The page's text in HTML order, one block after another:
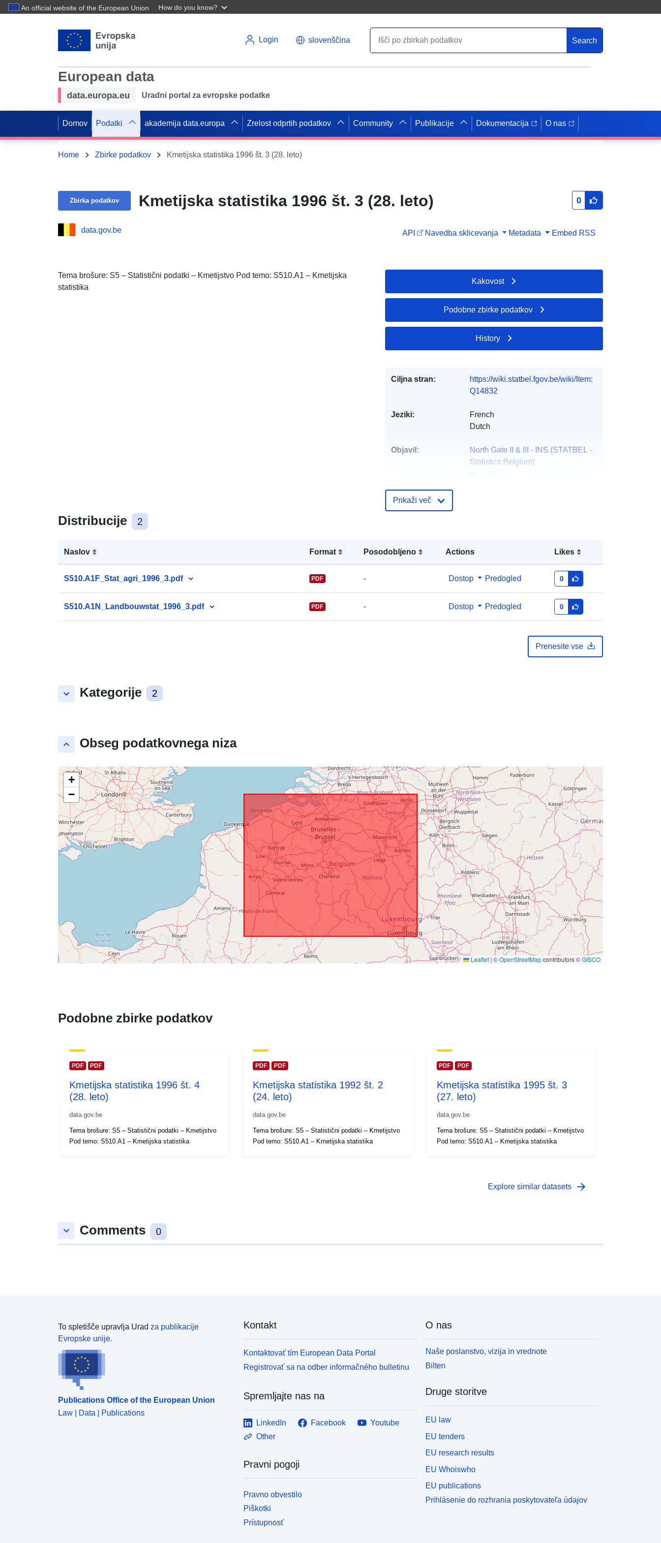
An official website of the European Union How do you know?
Login slovenščina Search
European data
data.europa.eu Uradni portal za evropske podatke
Domov Podatki akademija data.europa Zrelost odprtih podatkov Community Publikacije Dokumentacija O nas
Home Zbirke podatkov Kmetijska statistika 1996 št. 3 (28. leto)
Zbirka podatkov Kmetijska statistika 1996 št. 3 (28. leto) 0
data.gov.be API Navedba sklicevanja Metadata Embed RSS
Tema brošure: S5 – Statistični podatki – Kmetijstvo Pod temo: S510.A1 – Kmetijska
statistika
Distribucije 2
Naslov Format Posodobljeno Actions Likes
S510.A1F_Stat_agri_1996_3.pdf PDF - Dostop Predogled 0
S510.A1N_Landbouwstat_1996_3.pdf PDF - Dostop Predogled 0
Prenesite vse
keyboard_arrow_down Kategorije 2
keyboard_arrow_up Obseg podatkovnega niza
+
−
Leaflet | ©OpenStreetMapcontributors ©GISCO
Kakovost
Podobne zbirke podatkov
History
Ciljna stran:
https://wiki.statbel.fgov.be/wiki/Item:
Q14832
Jeziki:
French
Dutch
Objavil:
North Gate II & III - INS (STATBEL -
Statistics Belgium)
E-pošta:
mailto:statbel@economie.fgov.be
Katalog: https://statbel.fgov.be/fr
https://statbel.fgov.be/nl
https://statbel.fgov.be/de
Dodano v data.europa.eu: 14 February
Identifikatorji: Q14832#ID
uriRef:
http://data.europa.eu/88u/dataset/q1
4832-id
Pravice za
dostop:
public
Časovna
pokritost:
01 January 1996
- 31 December 1996
Prikaži več
Podobne zbirke podatkov
PDF PDF
Kmetijska statistika 1996 št. 4
(28. leto)
data.gov.be
Tema brošure: S5 – Statistični podatki – Kmetijstvo
Pod temo: S510.A1 – Kmetijska statistika
PDF PDF
Kmetijska statistika 1992 št. 2
(24. leto)
data.gov.be
Tema brošure: S5 – Statistični podatki – Kmetijstvo
Pod temo: S510.A1 – Kmetijska statistika
PDF PDF
Kmetijska statistika 1995 št. 3
(27. leto)
data.gov.be
Tema brošure: S5 – Statistični podatki – Kmetijstvo
Pod temo: S510.A1 – Kmetijska statistika
Explore similar datasets arrow_forward
keyboard_arrow_down Comments 0
To spletišče upravlja Urad za publikacije
Evropske unije.
Publications Office of the European Union
Law | Data | Publications
Kontakt
Kontaktovať tím European Data Portal
Registrovať sa na odber informačného bulletinu
Spremljajte nas na
LinkedIn Facebook
Youtube
Other
Pravni pogoji
Pravno obvestilo
Piškotki
Prístupnosť
O nas
Naše poslanstvo, vizija in vrednote
Bilten
Druge storitve
EU law
EU tenders
EU research results
EU Whoiswho
EU publications
Prihlásenie do rozhrania poskytovateľa údajov